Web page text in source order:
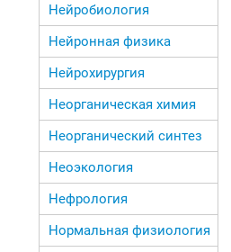
Нейробиология
Нейронная физика
Нейрохирургия
Неорганическая химия
Неорганический синтез
Неоэкология
Нефрология
Нормальная физиология